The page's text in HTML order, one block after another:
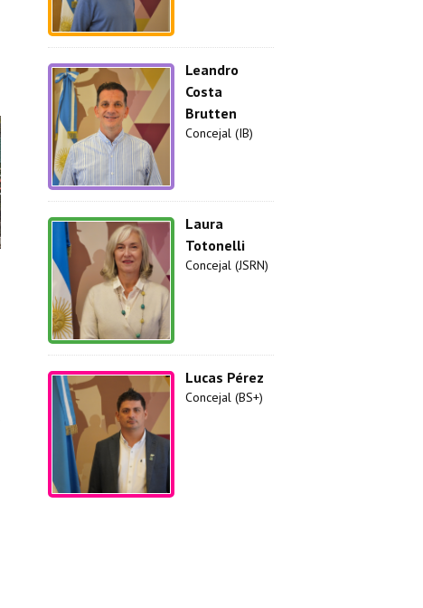
Leandro
Costa
Brutten
Concejal (IB)
Laura
Totonelli
Concejal (JSRN)
Lucas Pérez
Concejal (BS+)